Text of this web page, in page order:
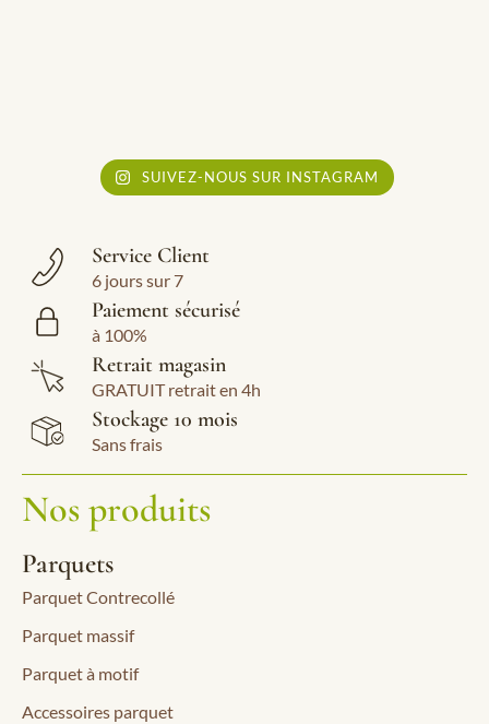
SUIVEZ-NOUS SUR INSTAGRAM
Service Client
6 jours sur 7
Paiement sécurisé
à 100%
Retrait magasin
GRATUIT retrait en 4h
Stockage 10 mois
Sans frais
Nos produits
Parquets
Parquet Contrecollé
Parquet massif
Parquet à motif
Accessoires parquet